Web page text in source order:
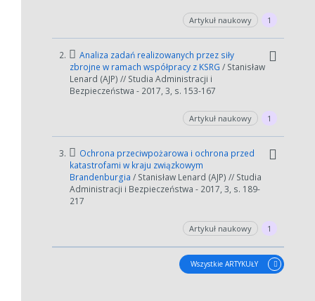
Artykuł naukowy 1
2.
Analiza zadań realizowanych przez siły
zbrojne w ramach współpracy z KSRG / Stanisław
Lenard (AJP) // Studia Administracji i
Bezpieczeństwa - 2017, 3, s. 153-167
Artykuł naukowy 1
3.
Ochrona przeciwpożarowa i ochrona przed
katastrofami w kraju związkowym
Brandenburgia / Stanisław Lenard (AJP) // Studia
Administracji i Bezpieczeństwa - 2017, 3, s. 189-
217
Artykuł naukowy 1
Wszystkie ARTYKUŁY